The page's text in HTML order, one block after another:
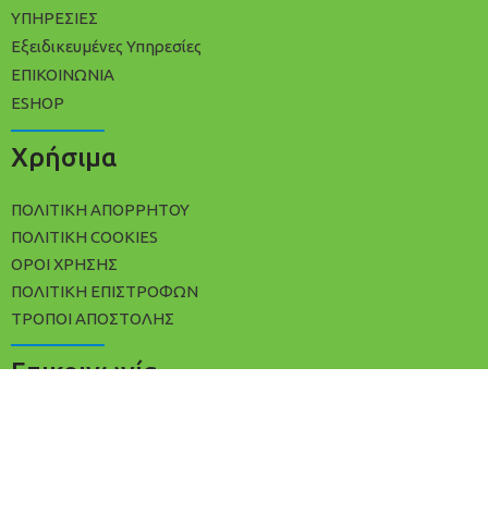
ΥΠΗΡΕΣΙΕΣ
Εξειδικευμένες Υπηρεσίες
ΕΠΙΚΟΙΝΩΝΙΑ
ESHOP
Χρήσιμα
ΠΟΛΙΤΙΚΉ ΑΠΟΡΡΉΤΟΥ
ΠΟΛΊΤΙΚΗ COOKIES
ΌΡΟΙ ΧΡΉΣΗΣ
ΠΟΛΙΤΙΚΉ ΕΠΙΣΤΡΟΦΏΝ
ΤΡΌΠΟΙ ΑΠΟΣΤΟΛΉΣ
Επικοινωνία